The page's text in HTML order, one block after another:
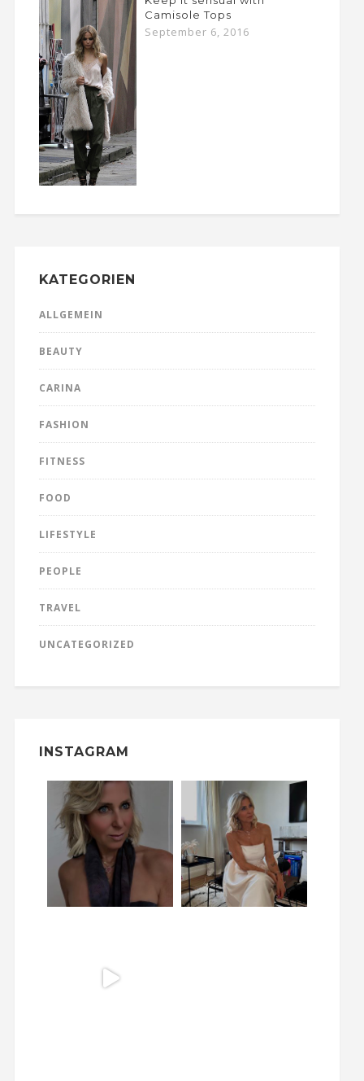
Camisole Tops
September 6, 2016
KATEGORIEN
ALLGEMEIN
BEAUTY
CARINA
FASHION
FITNESS
FOOD
LIFESTYLE
PEOPLE
TRAVEL
UNCATEGORIZED
INSTAGRAM